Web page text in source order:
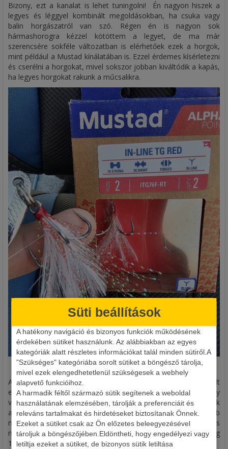
Süti beállítások
A hatékony navigáció és bizonyos funkciók működésének
érdekében sütiket használunk. Az alábbiakban az egyes
kategóriák alatt részletes információkat talál minden sütiről.A
"Szükséges" kategóriába sorolt sütiket a böngésző tárolja,
mivel ezek elengedhetetlenül szükségesek a webhely
alapvető funkcióihoz.
A harmadik féltől származó sütik segítenek a weboldal
használatának elemzésében, tárolják a preferenciáit és
releváns tartalmakat és hirdetéseket biztosítanak Önnek.
Ezeket a sütiket csak az Ön előzetes beleegyezésével
tároljuk a böngészőjében.Eldöntheti, hogy engedélyezi vagy
letiltja ezeket a sütiket, de bizonyos sütik letiltása
Bizony, ezt a kanalat is lehet tuningolni! Én nagyon hiszek a
legyes és léggyel kombinált megoldásokban, ha csuka vagy
balin horgászatról van szó. Régen én is nagyon sok
hármashorogra kézzel kötöttem a legyet, de ma már
szerencsére sokféle változatban is elérhetőek ezek a horgok,
mint például a Mustad kínálatában is. Ezzel érdemes kísérletezni
és cserélni a horgokat, mivel sokszor jobban kiváltódik a kapás,
ha legyes horgokat rakunk a műcsalikra.
Érdemes az apróságokkal játszani, kísérletezni.
A legyes horog mellett, kulcsfontosságú tényező a használt
előke is. A különböző fémekből előállított előkéktől én úgy
vélem, jobb és láthatatlanabb megoldás a fluorocarbonok
alkalmazása, amiből a SEAGUAR márka kínálja a legjobb
minőséget. A Grandmax szériának az FX változatából a PE 8-as
méretet használom csukás pergetések alkalmával és ezidáig
100%-os harapásállóságról tudok tanúskodni.